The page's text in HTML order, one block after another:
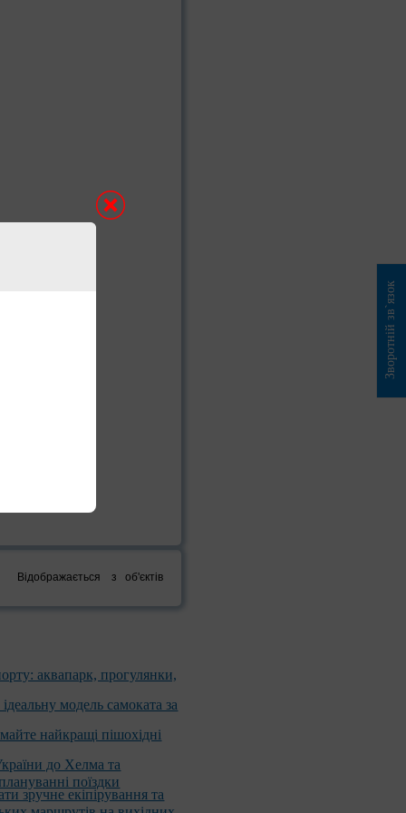
Відображається з об'єктів
аквапарк, прогулянки,
модель самоката за
найкращі пішохідні
до Хелма та
поїздки
зручне екіпірування та
маршрутів на вихідних
Зворотній зв`язок